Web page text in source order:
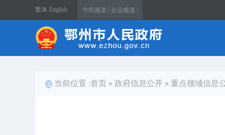
繁体 English 市民频道 | 企业频道 |
当前位置 :首页 > 政府信息公开 > 重点领域信息